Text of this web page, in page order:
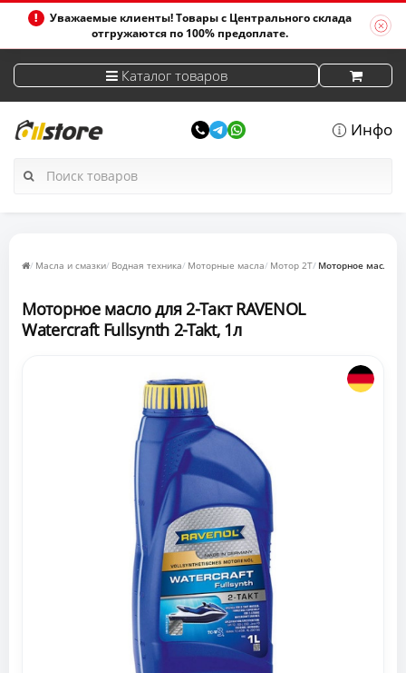
Уважаемые клиенты! Товары с Центрального склада
отгружаются по 100% предоплате.
Каталог товаров
Инфо
Масла и смазки Водная техника Моторные масла Мотор 2Т Моторное масло
Моторное масло для 2-Такт RAVENOL
Watercraft Fullsynth 2-Takt, 1л